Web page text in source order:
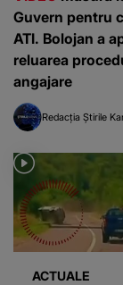
Guvern pentru
ATI. Bolojan a
reluarea
angajare
Redacția Știrile
ACTUALE